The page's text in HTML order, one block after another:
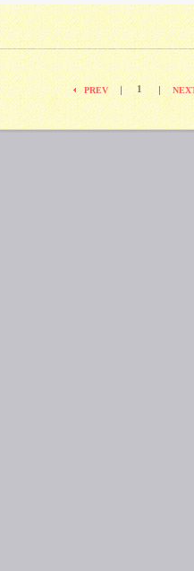
PREV | 1 |